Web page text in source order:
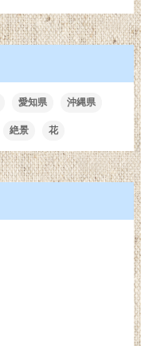
愛知県 沖縄県
絶景 花